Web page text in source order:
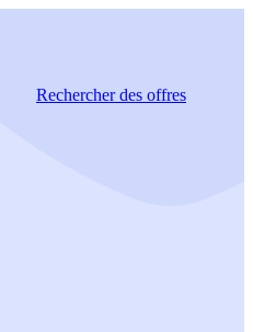
Rechercherdes offres